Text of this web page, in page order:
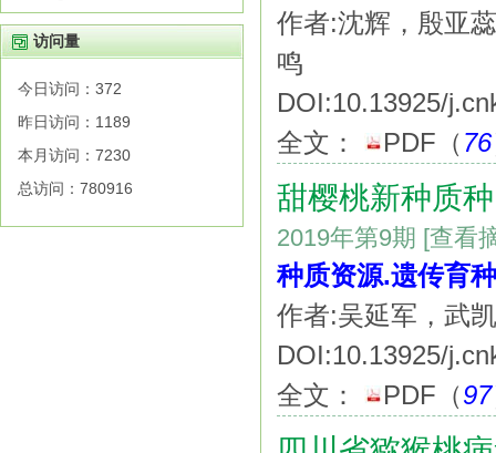
访问量
今日访问： 372
昨日访问： 1189
本月访问： 7230
总访问： 780916
作者:沈辉，殷亚
鸣
DOI:10.13925/
全文：
PDF （ 76
甜樱桃新种质
2019年第9期 [查看
种质资源.遗传育
作者:吴延军，武
DOI:10.13925/
全文：
PDF （97